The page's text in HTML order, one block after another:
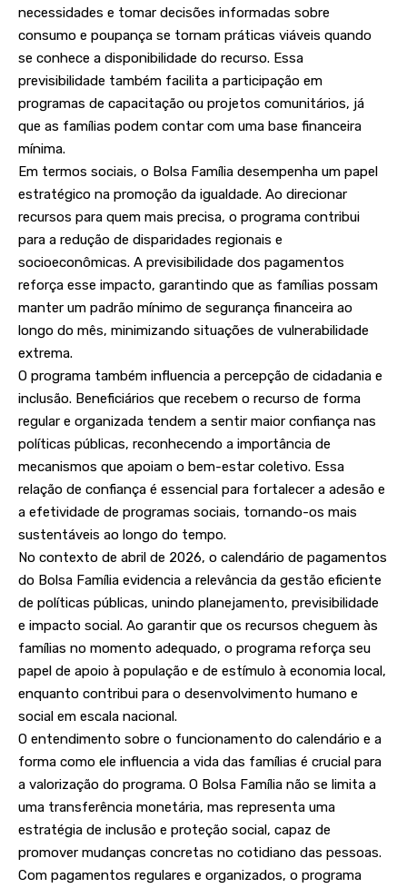
necessidades e tomar decisões informadas sobre
consumo e poupança se tornam práticas viáveis quando
se conhece a disponibilidade do recurso. Essa
previsibilidade também facilita a participação em
programas de capacitação ou projetos comunitários, já
que as famílias podem contar com uma base financeira
mínima.
Em termos sociais, o Bolsa Família desempenha um papel
estratégico na promoção da igualdade. Ao direcionar
recursos para quem mais precisa, o programa contribui
para a redução de disparidades regionais e
socioeconômicas. A previsibilidade dos pagamentos
reforça esse impacto, garantindo que as famílias possam
manter um padrão mínimo de segurança financeira ao
longo do mês, minimizando situações de vulnerabilidade
extrema.
O programa também influencia a percepção de cidadania e
inclusão. Beneficiários que recebem o recurso de forma
regular e organizada tendem a sentir maior confiança nas
políticas públicas, reconhecendo a importância de
mecanismos que apoiam o bem-estar coletivo. Essa
relação de confiança é essencial para fortalecer a adesão e
a efetividade de programas sociais, tornando-os mais
sustentáveis ao longo do tempo.
No contexto de abril de 2026, o calendário de pagamentos
do Bolsa Família evidencia a relevância da gestão eficiente
de políticas públicas, unindo planejamento, previsibilidade
e impacto social. Ao garantir que os recursos cheguem às
famílias no momento adequado, o programa reforça seu
papel de apoio à população e de estímulo à economia local,
enquanto contribui para o desenvolvimento humano e
social em escala nacional.
O entendimento sobre o funcionamento do calendário e a
forma como ele influencia a vida das famílias é crucial para
a valorização do programa. O Bolsa Família não se limita a
uma transferência monetária, mas representa uma
estratégia de inclusão e proteção social, capaz de
promover mudanças concretas no cotidiano das pessoas.
Com pagamentos regulares e organizados, o programa